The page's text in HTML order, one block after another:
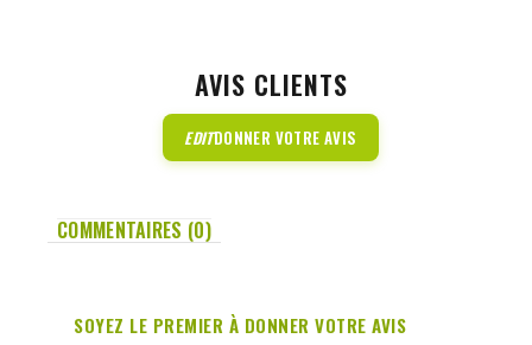
AVIS CLIENTS
EDITDONNER VOTRE AVIS
COMMENTAIRES (0)
SOYEZ LE PREMIER À DONNER VOTRE AVIS